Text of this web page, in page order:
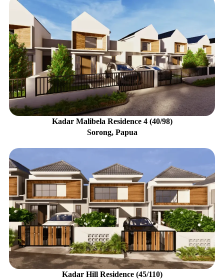
Kadar Malibela Residence 4 (40/98)
Sorong, Papua
Kadar Hill Residence (45/110)